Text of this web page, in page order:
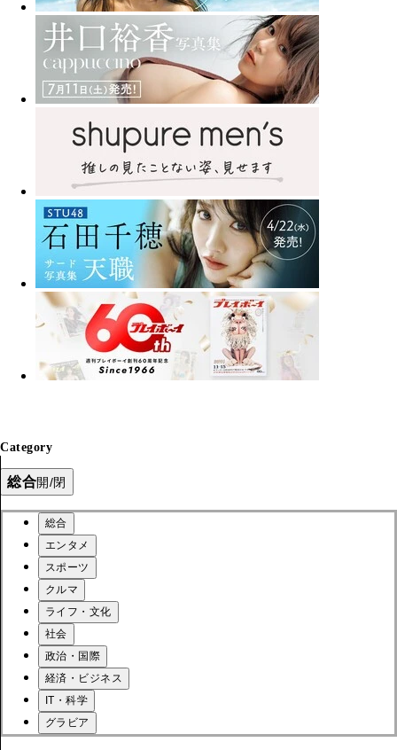
Category
総合開/閉
総合
エンタメ
スポーツ
クルマ
ライフ・文化
社会
政治・国際
経済・ビジネス
IT・科学
グラビア